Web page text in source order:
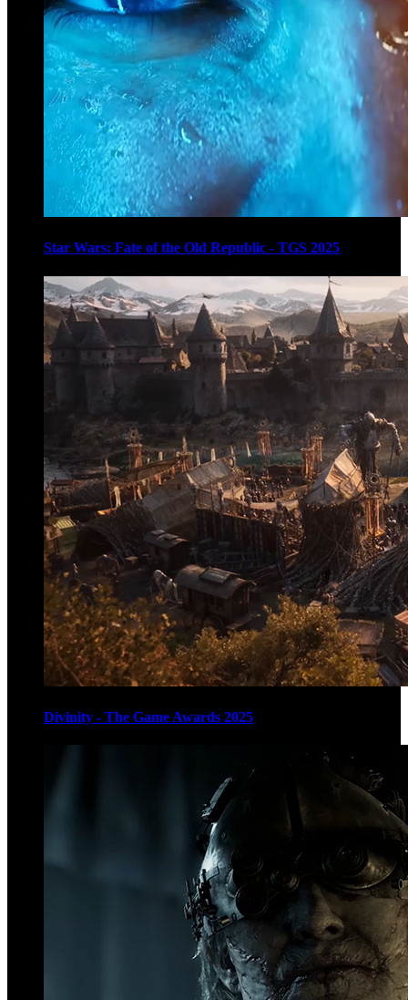
Star Wars: Fate of the Old Republic - TGS 2025
Divinity - The Game Awards 2025